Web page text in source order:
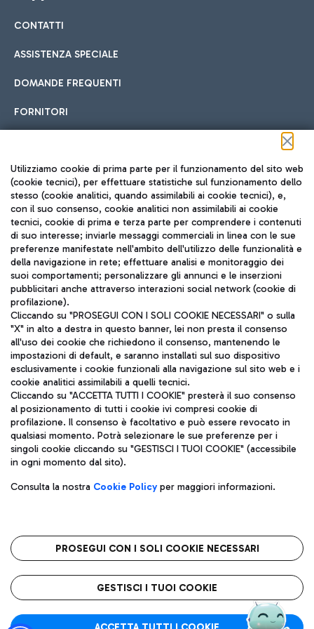
Cucina Internazionale
Fast Food
Pizza
Gelateria
Wine Bar & Sparkling
Hotel in aeroporto
Scegli l'alloggio più adatto e approfitta della vicinanza
all'aeroporto.
Car sharing
Con il Car Sharing è ancora più facile spostarsi
Treno
Raggiungi velocemente l'aeroporto di Fiumicino da Roma
tramite i servizi ferroviari Trenitalia.
Autobus
Scopri le linee di autobus per raggiungere l'aeroporto
Leonardo Da Vinci.
Raggiungi l’aeroporto senza pensieri con il servizio di taxi a
Ristoranti
Scopri la nostra offerta per una pausa gustosa in aeroporto
Mappa Aeroporto Fiumicino
CONTATTI
ASSISTENZA SPECIALE
DOMANDE FREQUENTI
FORNITORI
Seguici sui social
TRAVEL JOURNAL
ITA
Aeroporti di Roma S.p.A. - Società soggetta a direzione e
coordinamento di Mundys S.p.A.
Codice fiscale e Registro delle Imprese di Roma 13032990155 P.
IVA 06572251004
Capitale sociale 62.224.743,00 int. vers.
Sede legale: Via Pier Paolo Racchetti 1 - 00054 Fiumicino (RM)
telefono +39 06 65951
Privacy policy
Note legali
Roma FCO
L'aeroporto stellato
Utilizziamo cookie di prima parte per il funzionamento del sito web
(cookie tecnici), per effettuare statistiche sul funzionamento dello
stesso (cookie analitici, quando assimilabili ai cookie tecnici), e,
con il suo consenso, cookie analitici non assimilabili ai cookie
tecnici, cookie di prima e terza parte per comprendere i contenuti
di suo interesse; inviarle messaggi commerciali in linea con le sue
preferenze manifestate nell'ambito dell'utilizzo delle funzionalità e
della navigazione in rete; effettuare analisi e monitoraggio dei
suoi comportamenti; personalizzare gli annunci e le inserzioni
pubblicitari anche attraverso interazioni social network (cookie di
profilazione).
Cliccando su "PROSEGUI CON I SOLI COOKIE NECESSARI" o sulla
"X" in alto a destra in questo banner, lei non presta il consenso
all'uso dei cookie che richiedono il consenso, mantenendo le
impostazioni di default, e saranno installati sul suo dispositivo
esclusivamente i cookie funzionali alla navigazione sul sito web e i
cookie analitici assimilabili a quelli tecnici.
Cliccando su "ACCETTA TUTTI I COOKIE" presterà il suo consenso
al posizionamento di tutti i cookie ivi compresi cookie di
profilazione. Il consenso è facoltativo e può essere revocato in
qualsiasi momento. Potrà selezionare le sue preferenze per i
singoli cookie cliccando su "GESTISCI I TUOI COOKIE" (accessibile
in ogni momento dal sito).
Consulta la nostra Cookie Policyper maggiori informazioni.
PROSEGUI CON I SOLI COOKIE NECESSARI
GESTISCI I TUOI COOKIE